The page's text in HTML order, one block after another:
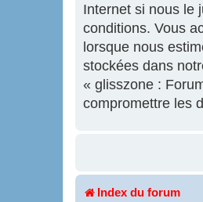
Internet si nous le
conditions. Vous
lorsque nous
stockées dans
« glisszone :
compromettre les
Index du forum